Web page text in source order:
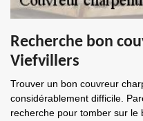
Recherche bon
Viefvillers
Trouver un bon couvreur
considérablement difficile.
recherche pour tomber sur